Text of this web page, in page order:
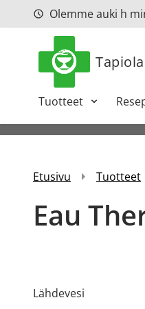
Siirry sisältöönOlemme auki h
Tuotteet
Etusivu Tuotteet
Eau
Lähdevesi